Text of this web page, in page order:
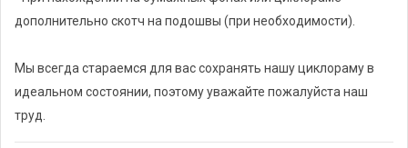
дополнительно скотч на подошвы (при необходимости).
Мы всегда стараемся для вас сохранять нашу циклораму в
идеальном состоянии, поэтому уважайте пожалуйста наш
труд.